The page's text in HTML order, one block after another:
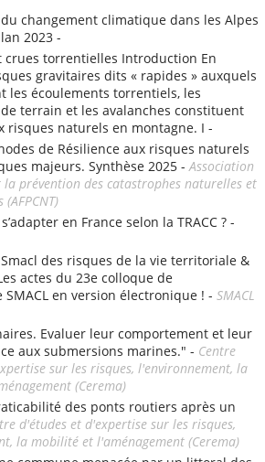
changement climatique dans les Alpes
2023 -
crues torrentielles Introduction En
gravitaires dits « rapides » auxquels
les écoulements torrentiels, les
terrain et les avalanches constituent
risques naturels en montagne. I -
de Résilience aux risques naturels
majeurs. Synthèse 2025 - Association
la prévention des catastrophes naturelles et
en France selon la TRACC ? -
des risques de la vie territoriale &
actes du 23e colloque de
SMACL en version électronique ! - SMACL
Evaluer leur comportement et leur
aux submersions marines." - Centre
sur les risques, l'environnement, la
(Cerema)
des ponts routiers après un
d'études et d'expertise sur les risques,
la mobilité et l'aménagement (Cerema)